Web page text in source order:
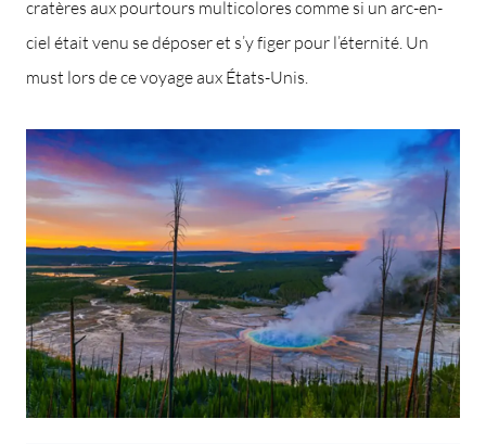
cratères aux pourtours multicolores comme si un arc-en-
ciel était venu se déposer et s’y figer pour l’éternité. Un
must lors de ce voyage aux États-Unis.